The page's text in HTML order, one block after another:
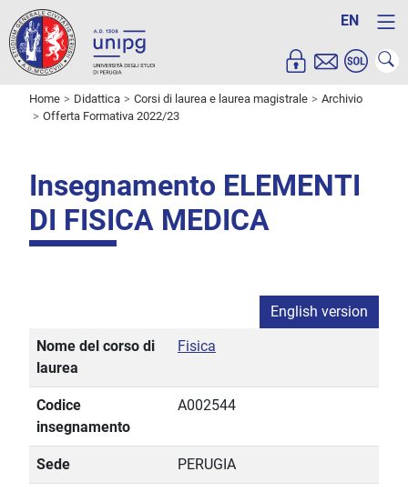
EN
Home Didattica Corsi di laurea e laurea magistrale
Archivio
Offerta Formativa 2022/23
Insegnamento ELEMENTI
DI FISICA MEDICA
English version
Nome del corso di
laurea
Fisica
Codice
insegnamento
A002544
Sede PERUGIA